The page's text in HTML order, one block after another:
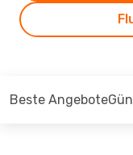
Beste Angebote